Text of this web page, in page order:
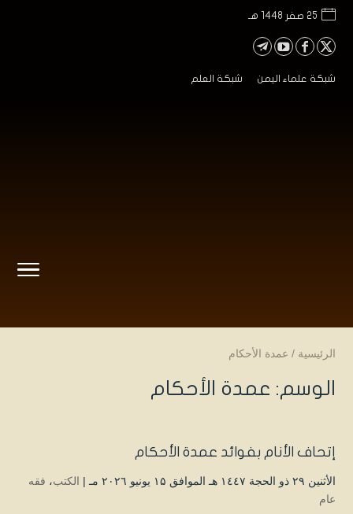
25 صفر 1448 هـ
شبكة علماء اليمن شبكة العلم
الرئيسية / عمدة الأحكام
الوسم: عمدة الأحكام
إتحاف الأنام بفوائد عمدة الأحكام
الأثنين ۲۹ ذو الحجة ۱٤٤۷ هـ الموافق ۱۵ يونيو ۲۰۲٦ مـ | الكتب، فقه
عام